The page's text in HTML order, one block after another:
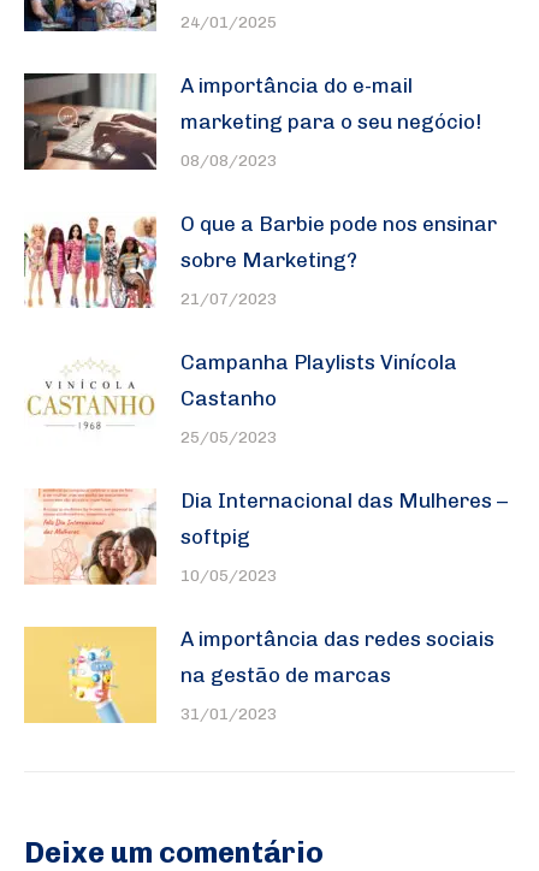
24/01/2025
A importância do e-mail
marketing para o seu negócio!
08/08/2023
O que a Barbie pode nos ensinar
sobre Marketing?
21/07/2023
Campanha Playlists Vinícola
Castanho
25/05/2023
Dia Internacional das Mulheres –
softpig
10/05/2023
A importância das redes sociais
na gestão de marcas
31/01/2023
Deixe um comentário